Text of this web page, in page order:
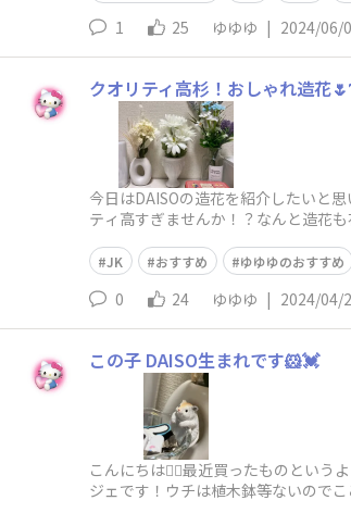
1 25 ゆゆゆ | 2024/06/
クオリティ高杉！おしゃれ造花
今日はDAISOの造花を紹介したいと
ティ高すぎませんか！？なんと造花
JK おすすめ ゆゆゆのおすすめ
0 24 ゆゆゆ | 2024/04/
この子 DAISO生まれです🐹💓
こんにちは👍🏻最近買ったものとい
ジェです！ウチは植木鉢等ないので